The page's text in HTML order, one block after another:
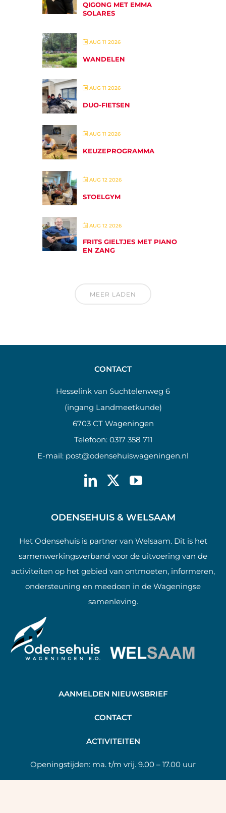
QIGONG MET EMMA
SOLARES
AUG 11 2026
WANDELEN
AUG 11 2026
DUO-FIETSEN
AUG 11 2026
KEUZEPROGRAMMA
AUG 12 2026
STOELGYM
AUG 12 2026
FRITS GIELTJES MET PIANO
EN ZANG
MEER LADEN
CONTACT
Hesselink van Suchtelenweg 6
(ingang Landmeetkunde)
6703 CT Wageningen
Telefoon: 0317 358 711
E-mail: post@odensehuiswageningen.nl
ODENSEHUIS & WELSAAM
Het Odensehuis is partner van Welsaam. Dit is het
samenwerkingsverband voor de uitvoering van de
activiteiten op het gebied van ontmoeten, informeren,
ondersteuning en meedoen in de Wageningse
samenleving.
AANMELDEN NIEUWSBRIEF
CONTACT
ACTIVITEITEN
Openingstijden: ma. t/m vrij. 9.00 – 17.00 uur